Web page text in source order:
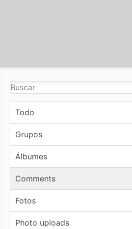
Todo
Grupos
Álbumes
Comments
Fotos
Photo uploads